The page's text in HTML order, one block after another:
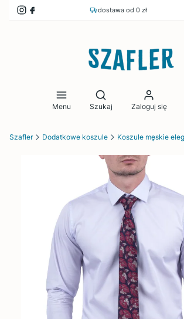
dostawa od 0 zł
Menu
Otwórz wyszukiwarkę
Szukaj Zaloguj się
Szafler Dodatkowe koszule Koszule męskie